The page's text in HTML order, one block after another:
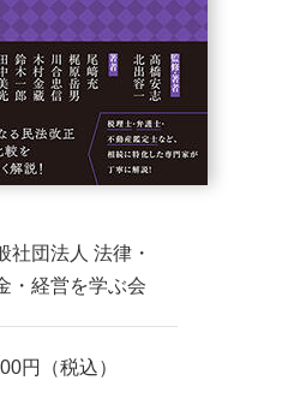
社団法人 法律・
・経営を学ぶ会
円（税込）